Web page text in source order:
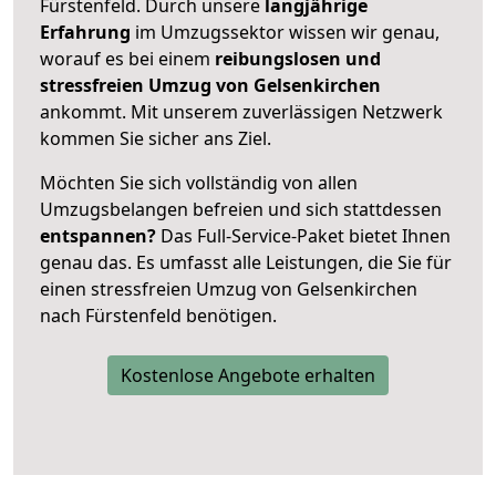
Fürstenfeld. Durch unsere langjährige
Erfahrung im Umzugssektor wissen wir genau,
worauf es bei einem reibungslosen und
stressfreien Umzug von Gelsenkirchen
ankommt. Mit unserem zuverlässigen Netzwerk
kommen Sie sicher ans Ziel.
Möchten Sie sich vollständig von allen
Umzugsbelangen befreien und sich stattdessen
entspannen? Das Full-Service-Paket bietet Ihnen
genau das. Es umfasst alle Leistungen, die Sie für
einen stressfreien Umzug von Gelsenkirchen
nach Fürstenfeld benötigen.
Kostenlose Angebote erhalten